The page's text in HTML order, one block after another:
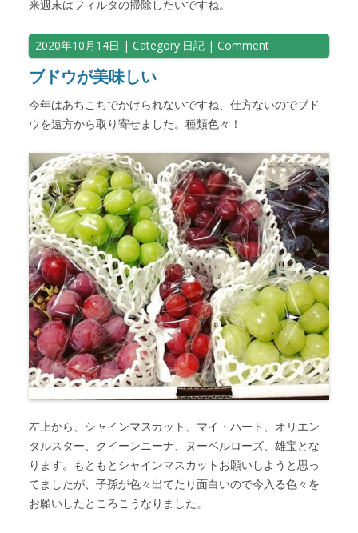
来週末はフィルタの掃除したいですね。
2020年10月14日 | Category:日記 | Comment
ブドウが美味しい
今年はあちこちでかけられないですね、仕方ないのでブド
ウを遠方から取り寄せました。種類色々！
左上から、シャインマスカット、マイ・ハート、オリエン
タルスター、クイーンニーナ、ヌーベルローズ、雄宝とな
ります。もともとシャインマスカットお願いしようと思っ
てましたが、子孫が色々出てたり面白いので今入る色々を
お願いしたところこうなりました。